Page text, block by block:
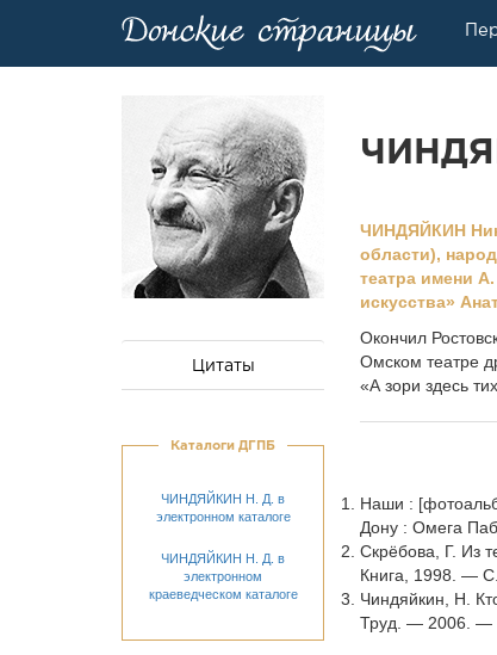
Цитаты
Каталоги ДГПБ
ЧИНДЯЙКИН Н. Д. в
электронном каталоге
ЧИНДЯЙКИН Н. Д. в
электронном
краеведческом каталоге
ЧИНДЯЙКИН
области),
театра имени
искусства»
Окончил
Омском театре
«А зори здесь
Наши :
Дону : Омега
Скрёбова, Г. Из
Книга, 1998. —
Чиндяйкин, Н.
Труд. — 2006. —